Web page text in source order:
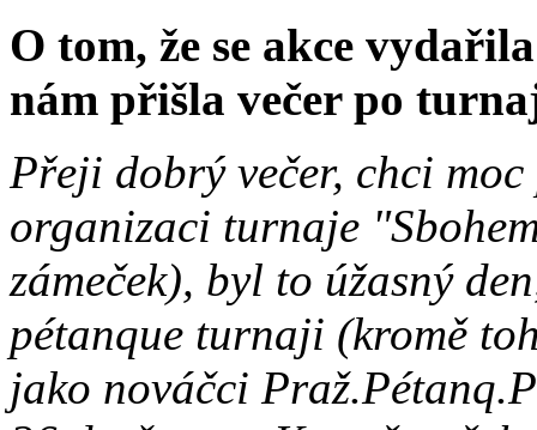
O tom, že se akce
nám přišla večer po
Přeji dobrý večer, chci
organizaci turnaje
zámeček), byl to úžasný
pétanque turnaji (kromě
jako nováčci